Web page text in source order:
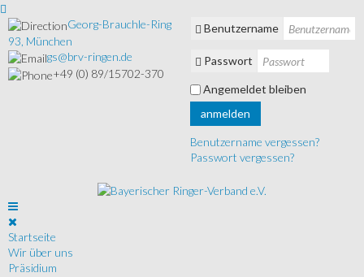
Georg-Brauchle-Ring
93, München
gs@brv-ringen.de
+49 (0) 89/15702-370
Benutzername
Passwort
Angemeldet bleiben
anmelden
Benutzername vergessen?
Passwort vergessen?
Startseite
Wir über uns
Präsidium